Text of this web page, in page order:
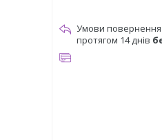
протягом 14 днів